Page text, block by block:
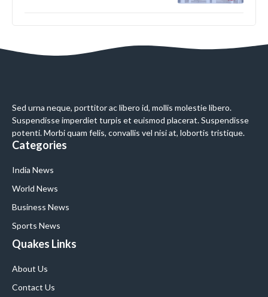
Sed urna neque, porttitor ac libero id, mollis molestie libero.
Suspendisse imperdiet turpis et euismod placerat. Suspendisse
potenti. Morbi quam felis, convallis vel nisi at, lobortis tristique.
Categories
India News
World News
Business News
Sports News
Quakes Links
About Us
Contact Us